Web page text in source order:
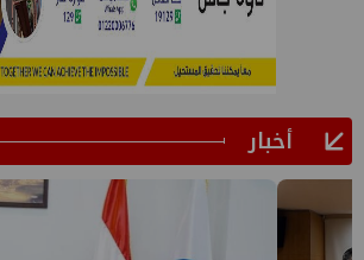
أخبار